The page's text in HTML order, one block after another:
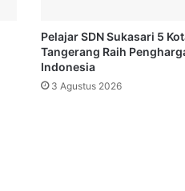
Pelajar SDN Sukasari 5
Tangerang Raih
Indonesia
3 Agustus 2026